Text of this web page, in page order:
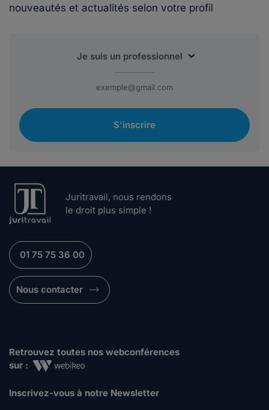
nouveautés et actualités selon votre profil
S'inscrire
Juritravail, nous rendons
le droit plus simple !
01 75 75 36 00
Nous contacter
Retrouvez toutes nos webconférences
sur :
Inscrivez-vous à notre Newsletter